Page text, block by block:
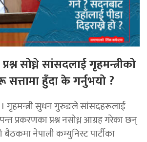
सोध्ने सांसदलाई गृहमन्त्रीको
सत्तामा हुँदा के गर्नुभयो ?
। गृहमन्त्री सुधन गुरुङले सांसदहरूलाई
प्रकरणका प्रश्न नसोध्न आग्रह गरेका छन्
बैठकमा नेपाली कम्युनिस्ट पार्टीका